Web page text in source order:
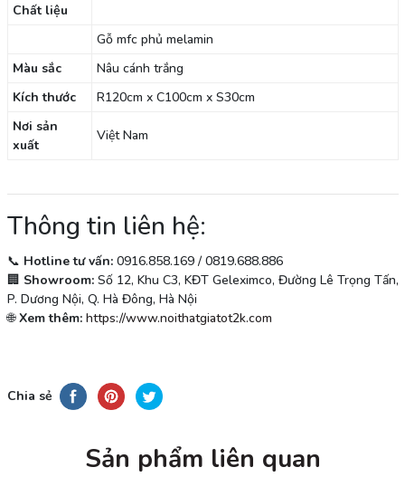
Chất liệu
Gỗ mfc phủ melamin
Màu sắc
Nâu cánh trắng
Kích thước
R120cm x C100cm x S30cm
Nơi sản
xuất
Việt Nam
Thông tin liên hệ:
📞 Hotline tư vấn:0916.858.169 / 0819.688.886
🏢 Showroom:Số 12, Khu C3, KĐT Geleximco, Đường Lê Trọng Tấn,
P. Dương Nội, Q. Hà Đông, Hà Nội
🌐Xem thêm:https://www.noithatgiatot2k.com
Chia sẻ
Sản phẩm liên quan